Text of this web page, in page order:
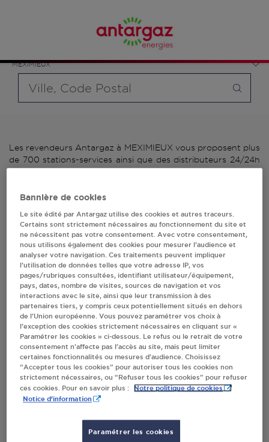
MEXIMIEUX
bouteille souhaité et le type de point de vente (revendeur /
distributeur automatique de bouteilles de gaz ou station GPL
carburant)
Les revendeurs Antargaz à MEXIMIEUX vous proposent plus
de 700 stations-services ainsi que des distributeurs 24/24h
de bouteilles de gaz. Découvrez la liste des revendeurs
de votre stations GPL ou distributeurs de bouteilles de gaz.
2 revendeur(s) Antargaz
à MEXIMIEUX
Villes
INTERMARCHE SUPER FRAJEAN MEXIMIEUX
RUE DES CARRONNIERES
01800MEXIMIEUX
S'Y RENDRE
DISTRIBUTEUR AUTOMATIQUE 24/24
CARREFOUR MEXIMIEUX
Bannière de cookies
Le site édité par Antargaz utilise des cookies et autres traceurs.
Certains sont strictement nécessaires au fonctionnement du site et
ne nécessitent pas votre consentement. Avec votre consentement,
nous utilisons également des cookies pour mesurer l’audience et
analyser votre navigation. Ces traitements peuvent impliquer
l’utilisation de données telles que votre adresse IP, vos
pages/rubriques consultées, identifiant utilisateur/équipement,
pays, dates, nombre de visites, sources de navigation et vos
interactions avec le site, ainsi que leur transmission à des
partenaires tiers, y compris ceux potentiellement situés en dehors
de l’Union européenne. Vous pouvez paramétrer vos choix à
l’exception des cookies strictement nécessaires en cliquant sur «
Paramétrer les cookies » ci-dessous. Le refus ou le retrait de votre
consentement n’affecte pas l’accès au site, mais peut limiter
certaines fonctionnalités ou mesures d’audience. Choisissez
“Accepter tous les cookies” pour autoriser tous les cookies non
strictement nécessaires, ou “Refuser tous les cookies” pour refuser
ces cookies. Pour en savoir plus :
Notre politique de cookies
Notice d'information
Paramétrer les cookies